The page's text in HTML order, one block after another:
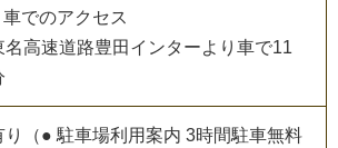
車でのアクセス
名高速道路豊田インターより車で11
り（● 駐車場利用案内 3時間駐車無料